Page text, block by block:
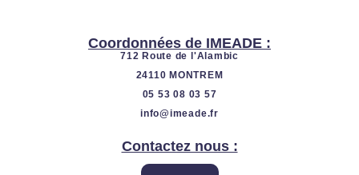
n
Coordonnées de IMEADE :
712 Route de l'Alambic
24110 MONTREM
05 53 08 03 57
info@imeade.fr
Contactez nous :